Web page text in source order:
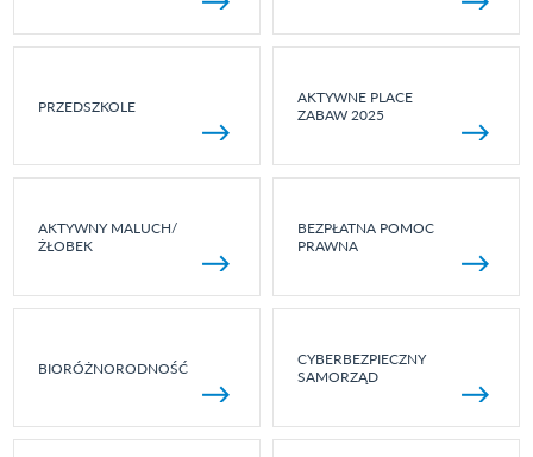
PRZEDSZKOLE
AKTYWNE PLACE
ZABAW 2025
AKTYWNY MALUCH/
ŻŁOBEK
BEZPŁATNA POMOC
PRAWNA
BIORÓŻNORODNOŚĆ
CYBERBEZPIECZNY
SAMORZĄD